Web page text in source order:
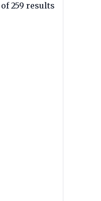
of259 results